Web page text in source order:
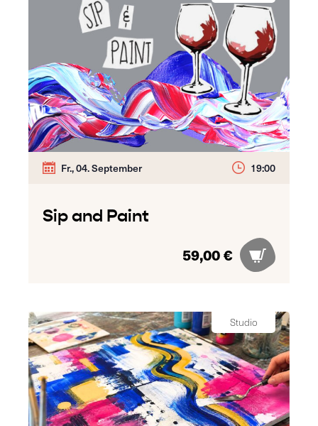
Fr., 04. September 19:00
Sip and Paint
59,00 €
Studio